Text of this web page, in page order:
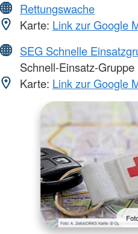
Rettungswache
Karte: Link zur Google
SEG Schnelle
Schnell-Einsatz-Gruppe
Karte: Link zur Google